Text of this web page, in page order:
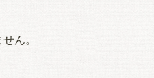
ん。